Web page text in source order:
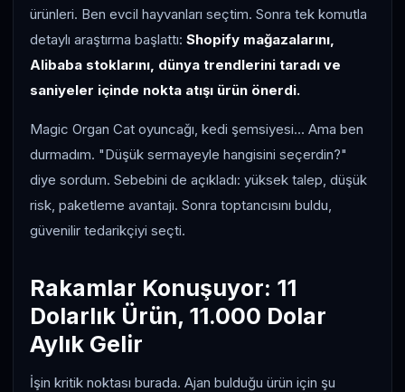
ürünleri. Ben evcil hayvanları seçtim. Sonra tek komutla
detaylı araştırma başlattı: Shopify mağazalarını,
Alibaba stoklarını, dünya trendlerini taradı ve
saniyeler içinde nokta atışı ürün önerdi.
Magic Organ Cat oyuncağı, kedi şemsiyesi... Ama ben
durmadım. "Düşük sermayeyle hangisini seçerdin?"
diye sordum. Sebebini de açıkladı: yüksek talep, düşük
risk, paketleme avantajı. Sonra toptancısını buldu,
güvenilir tedarikçiyi seçti.
Rakamlar Konuşuyor: 11
Dolarlık Ürün, 11.000 Dolar
Aylık Gelir
İşin kritik noktası burada. Ajan bulduğu ürün için şu